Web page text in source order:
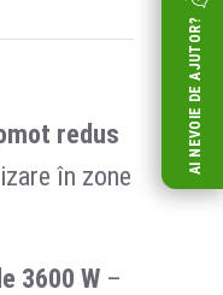
redus
în zone
3600 W –
AI NEVOIE DE AJUTOR?